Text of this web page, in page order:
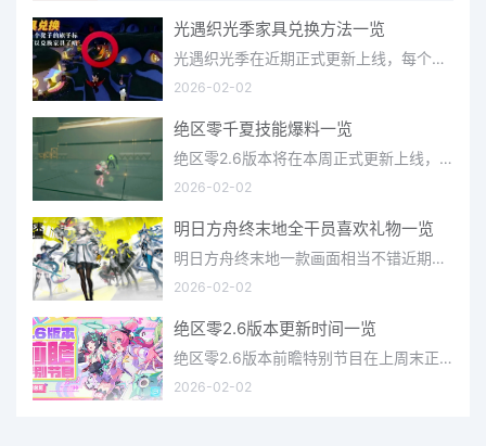
光遇织光季家具兑换方法一览
光遇织光季在近期正式更新上线，每个季节都有着许多全新内容和资讯可以让你来体验，不少刚体验的小伙伴想要知道
2026-02-02
绝区零千夏技能爆料一览
绝区零2.6版本将在本周正式更新上线，上周的前瞻直播官方给玩家们带来关于最新版本的卡池信息和相关活动内容，
2026-02-02
明日方舟终末地全干员喜欢礼物一览
明日方舟终末地一款画面相当不错近期非常火爆的大型二次元冒险游戏，这里有相当多好看的干员可以让你来抽取并
2026-02-02
绝区零2.6版本更新时间一览
绝区零2.6版本前瞻特别节目在上周末正式播出，官方给玩家们带来了许多关于最新版本的相关资讯和上线时间，不少
2026-02-02